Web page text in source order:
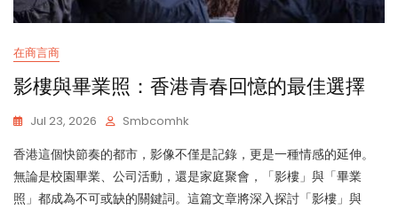
在商言商
影樓與畢業照：香港青春回憶的最佳選擇
Jul 23, 2026 Smbcomhk
香港這個快節奏的都市，影像不僅是記錄，更是一種情感的延伸。
無論是校園畢業、公司活動，還是家庭聚會，「影樓」與「畢業
照」都成為不可或缺的關鍵詞。這篇文章將深入探討「影樓」與